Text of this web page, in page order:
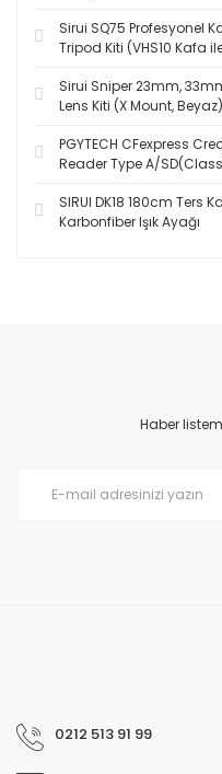
Sirui SQ75 Profesyonel
Tripod Kiti (VHS10 Kafa
Sirui Sniper 23mm,
Lens Kiti (X Mount, Beyaz)
PGYTECH CFexpress
Reader Type A/
SIRUI DK18 180cm Ters
Karbonfiber Işık Ayağı
Haber
0212 513 91 99